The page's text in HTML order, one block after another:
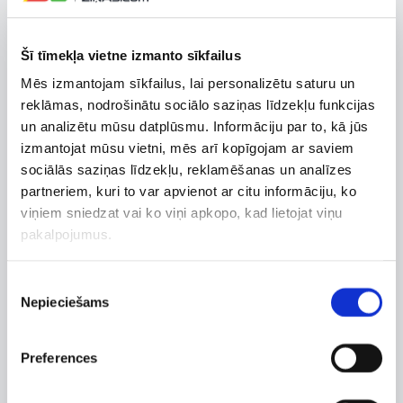
Šī tīmekļa vietne izmanto sīkfailus
Mēs izmantojam sīkfailus, lai personalizētu saturu un
reklāmas, nodrošinātu sociālo saziņas līdzekļu funkcijas
un analizētu mūsu datplūsmu. Informāciju par to, kā jūs
izmantojat mūsu vietni, mēs arī kopīgojam ar saviem
sociālās saziņas līdzekļu, reklamēšanas un analīzes
partneriem, kuri to var apvienot ar citu informāciju, ko
viņiem sniedzat vai ko viņi apkopo, kad lietojat viņu
pakalpojumus.
izvēle
Nepieciešams
Preferences
Spānijas vadošie klubi. Jau pirmajās kārtās līdzjutējus
savu statusu.
Nākamais lielais futbola vilnis gaidāms no 21. līdz 23.
augustam, kad jaunās sezonas sāksies Anglijā, Francijā
un Itālijā.
Anglijas premjerlīgas jaunās sezonas
sākums
Sezonas atklāšanas spēlē “Arsenal” savā laukumā
uzņems “Coventry City”.
Pirmās kārtas turpinājumā būs vērojamas arī
“Manchester City”, “Liverpool”, “Newcastle United” un